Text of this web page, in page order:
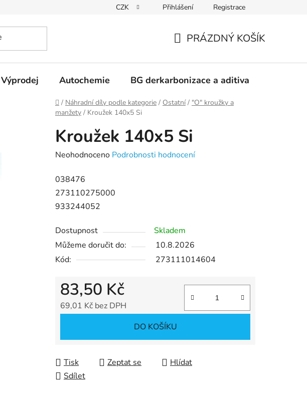
CZK Přihlášení Registrace
KOŠÍK
PRÁZDNÝ KOŠÍK
Výprodej Autochemie BG derkarbonizace a aditiva
Domů
/ Náhradní díly podle kategorie / Ostatní / "O" kroužky a
manžety / Kroužek 140x5 Si
Kroužek 140x5 Si
Průměrné
produktu
je
0,0
5
hvězdiček.
Neohodnoceno Podrobnosti hodnocení
038476
273110275000
933244052
Dostupnost
Skladem
Můžeme doručit do:
10.8.2026
Kód:
273111014604
83,50 Kč
69,01 Kč bez DPH
DO KOŠÍKU
Tisk Zeptat se
Hlídat
Sdílet